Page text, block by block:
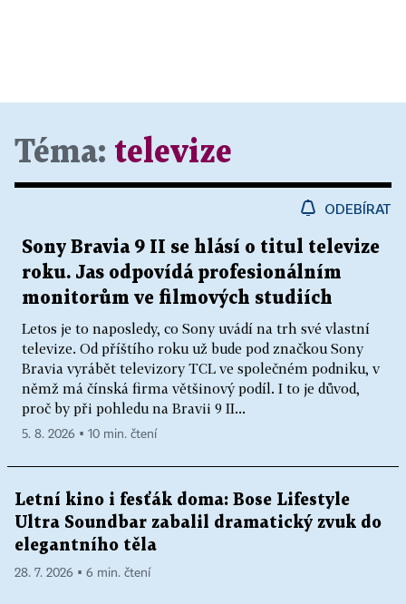
Téma: televize
ODEBÍRAT
Sony Bravia 9 II se hlásí o titul televize
roku. Jas odpovídá profesionálním
monitorům ve filmových studiích
Letos je to naposledy, co Sony uvádí na trh své vlastní
televize. Od příštího roku už bude pod značkou Sony
Bravia vyrábět televizory TCL ve společném podniku, v
němž má čínská firma většinový podíl. I to je důvod,
proč by při pohledu na Bravii 9 II...
5. 8. 2026 ▪ 10 min. čtení
Letní kino i fesťák doma: Bose Lifestyle
Ultra Soundbar zabalil dramatický zvuk do
elegantního těla
28. 7. 2026 ▪ 6 min. čtení